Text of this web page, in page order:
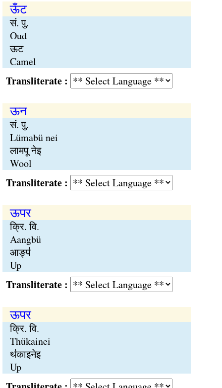
ऊँट
सं. पु.
Oud
ऊट
Camel
:
ऊन
सं. पु.
Lümabü nei
लामपू नेइ
Wool
:
ऊपर
क्रि. वि.
Aangbü
आङ्प॑
Up
:
ऊपर
क्रि. वि.
Thükainei
थ॑काइनेइ
Up